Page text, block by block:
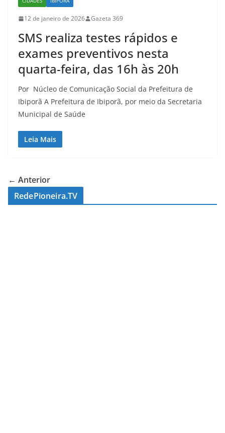
12 de janeiro de 2026 Gazeta 369
SMS realiza testes rápidos e
exames preventivos nesta
quarta-feira, das 16h às 20h
Por Núcleo de Comunicação Social da Prefeitura de
Ibiporã A Prefeitura de Ibiporã, por meio da Secretaria
Municipal de Saúde
Leia Mais
← Anterior
RedePioneira.TV